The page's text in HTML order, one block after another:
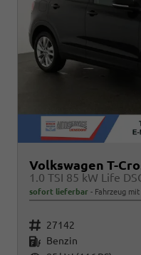
Volkswagen T-
sofort lieferbar Fahrzeug
Fahrzeugnr. 27142
Kraftstoff Benzin